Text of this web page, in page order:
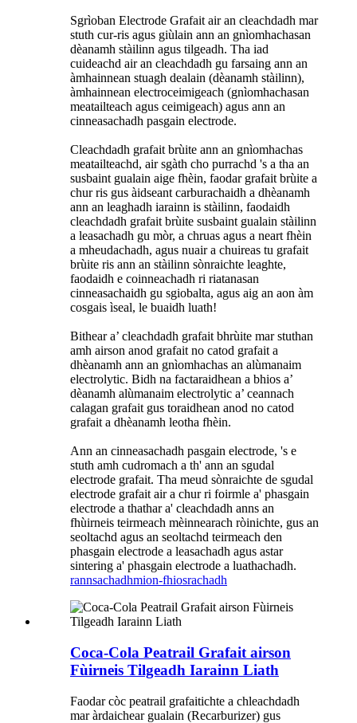
Sgrìoban Electrode Grafait air an cleachdadh mar
stuth cur-ris agus giùlain ann an gnìomhachasan
dèanamh stàilinn agus tilgeadh. Tha iad
cuideachd air an cleachdadh gu farsaing ann an
àmhainnean stuagh dealain (dèanamh stàilinn),
àmhainnean electroceimigeach (gnìomhachasan
meatailteach agus ceimigeach) agus ann an
cinneasachadh pasgain electrode.
Cleachdadh grafait brùite ann an gnìomhachas
meatailteachd, air sgàth cho purrachd 's a tha an
susbaint gualain aige fhèin, faodar grafait brùite a
chur ris gus àidseant carburachaidh a dhèanamh
ann an leaghadh iarainn is stàilinn, faodaidh
cleachdadh grafait brùite susbaint gualain stàilinn
a leasachadh gu mòr, a chruas agus a neart fhèin
a mheudachadh, agus nuair a chuireas tu grafait
brùite ris ann an stàilinn sònraichte leaghte,
faodaidh e coinneachadh ri riatanasan
cinneasachaidh gu sgiobalta, agus aig an aon àm
cosgais ìseal, le buaidh luath!
Bithear a’ cleachdadh grafait bhrùite mar stuthan
amh airson anod grafait no catod grafait a
dhèanamh ann an gnìomhachas an alùmanaim
electrolytic. Bidh na factaraidhean a bhios a’
dèanamh alùmanaim electrolytic a’ ceannach
calagan grafait gus toraidhean anod no catod
grafait a dhèanamh leotha fhèin.
Ann an cinneasachadh pasgain electrode, 's e
stuth amh cudromach a th' ann an sgudal
electrode grafait. Tha meud sònraichte de sgudal
electrode grafait air a chur ri foirmle a' phasgain
electrode a thathar a' cleachdadh anns an
fhùirneis teirmeach mèinnearach ròinichte, gus an
seoltachd agus an seoltachd teirmeach den
phasgain electrode a leasachadh agus astar
sintering a' phasgain electrode a luathachadh.
rannsachadhmion-fhiosrachadh
Coca-Cola Peatrail Grafait airson
Fùirneis Tilgeadh Iarainn Liath
Faodar còc peatrail grafaitichte a chleachdadh
mar àrdaichear gualain (Recarburizer) gus